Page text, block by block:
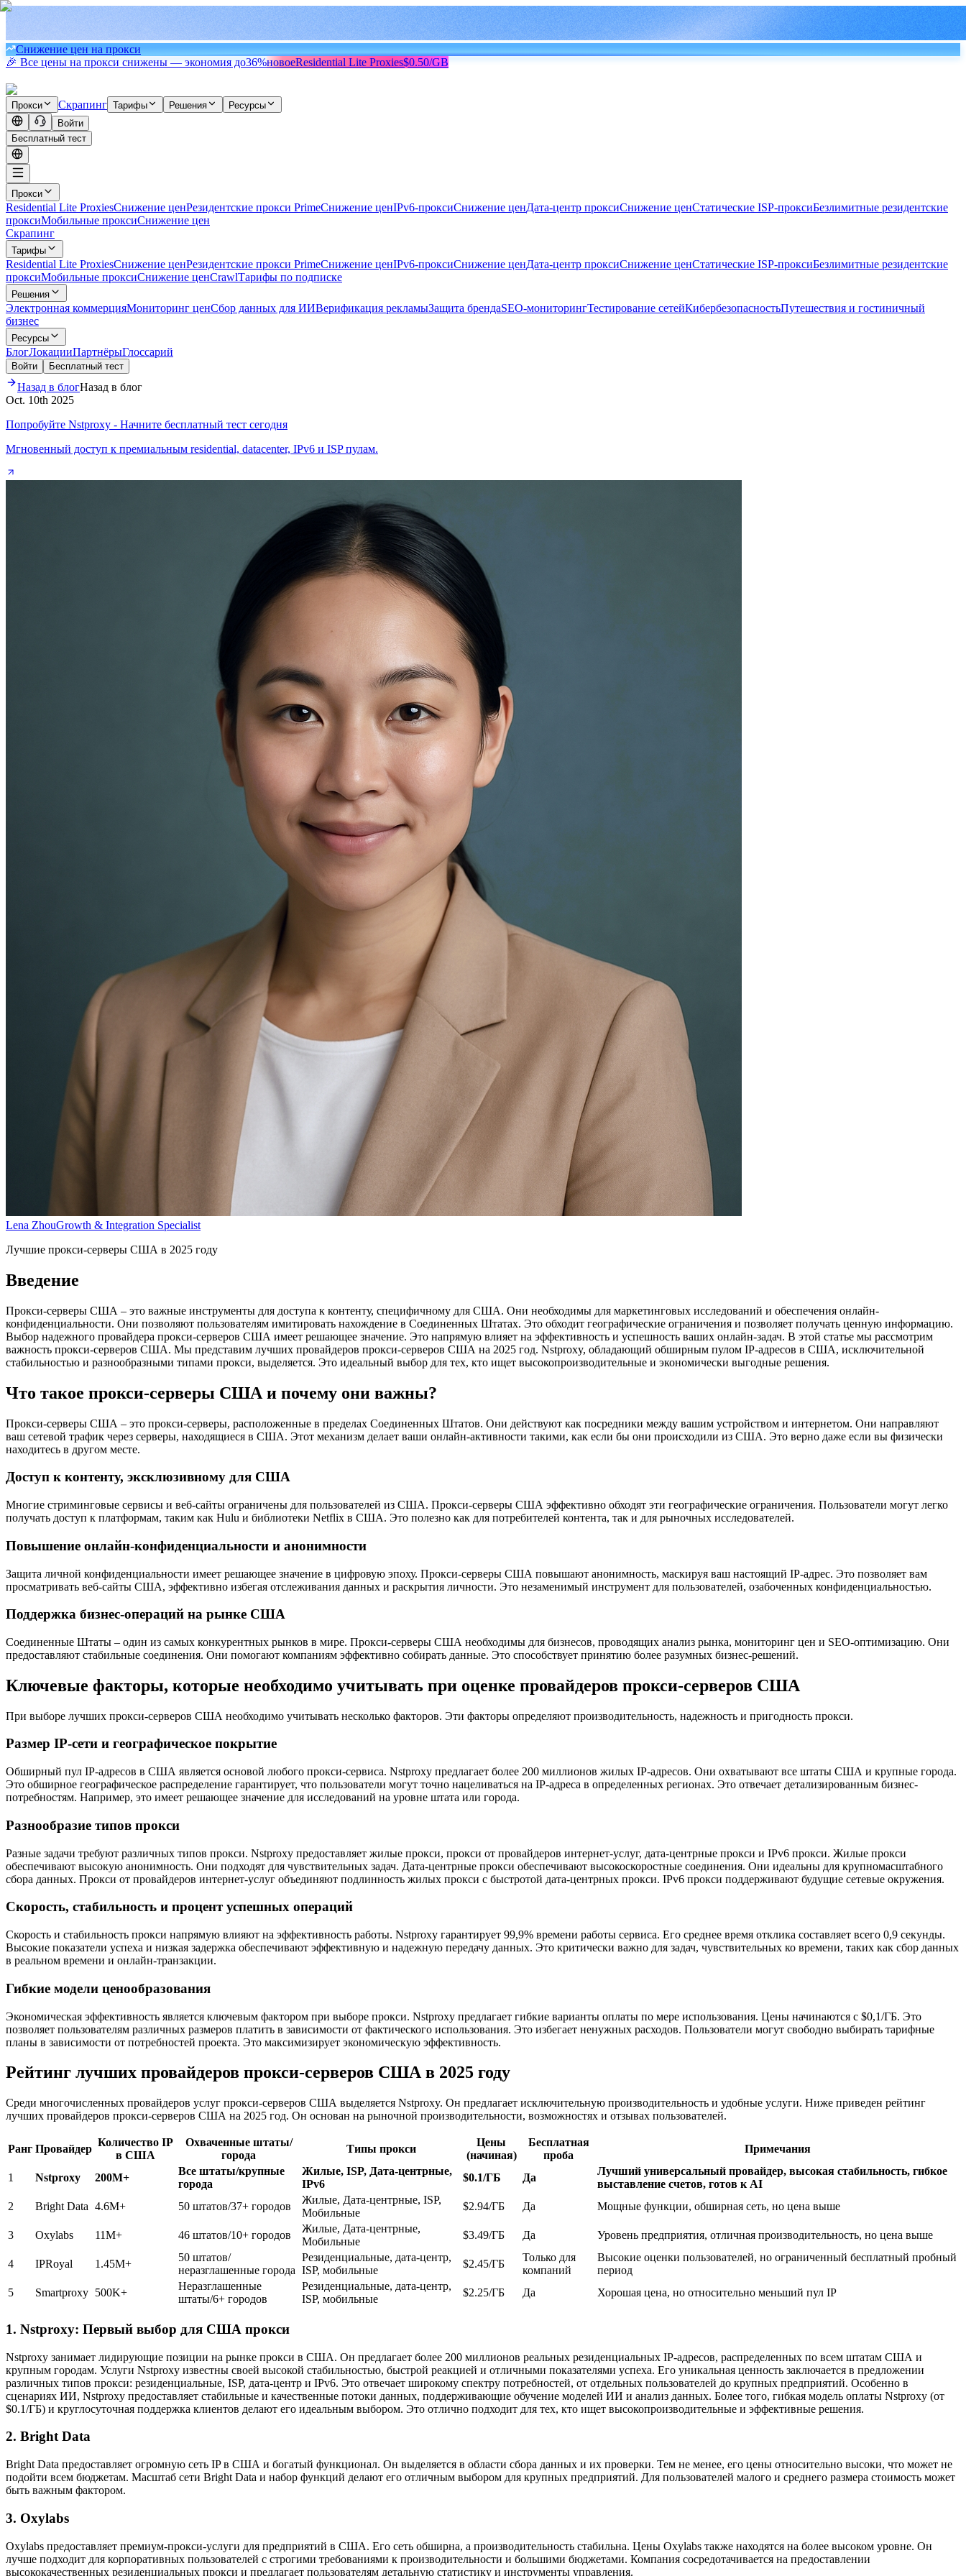
Снижение цен на прокси
🎉 Все цены на прокси снижены — экономия до36%новоеResidential Lite Proxies$0.50/GB
Прокси Скрапинг Тарифы Решения
Ресурсы
Войти
Бесплатный тест
Прокси
Residential Lite ProxiesСнижение ценРезидентские прокси PrimeСнижение ценIPv6-проксиСнижение ценДата-центр проксиСнижение ценСтатические ISP-проксиБезлимитные резидентские
проксиМобильные проксиСнижение цен
Скрапинг
Тарифы
Residential Lite ProxiesСнижение ценРезидентские прокси PrimeСнижение ценIPv6-проксиСнижение ценДата-центр проксиСнижение ценСтатические ISP-проксиБезлимитные резидентские
проксиМобильные проксиСнижение ценCrawlТарифы по подписке
Решения
Электронная коммерцияМониторинг ценСбор данных для ИИВерификация рекламыЗащита брендаSEO-мониторингТестирование сетейКибербезопасностьПутешествия и гостиничный
бизнес
Ресурсы
БлогЛокацииПартнёрыГлоссарий
Войти Бесплатный тест
Назад в блогНазад в блог
Oct. 10th 2025
Попробуйте Nstproxy - Начните бесплатный тест сегодня
Мгновенный доступ к премиальным residential, datacenter, IPv6 и ISP пулам.
Lena ZhouGrowth & Integration Specialist
Лучшие прокси-серверы США в 2025 году
Введение
Прокси-серверы США – это важные инструменты для доступа к контенту, специфичному для США. Они необходимы для маркетинговых исследований и обеспечения онлайн-
конфиденциальности. Они позволяют пользователям имитировать нахождение в Соединенных Штатах. Это обходит географические ограничения и позволяет получать ценную информацию.
Выбор надежного провайдера прокси-серверов США имеет решающее значение. Это напрямую влияет на эффективность и успешность ваших онлайн-задач. В этой статье мы рассмотрим
важность прокси-серверов США. Мы представим лучших провайдеров прокси-серверов США на 2025 год. Nstproxy, обладающий обширным пулом IP-адресов в США, исключительной
стабильностью и разнообразными типами прокси, выделяется. Это идеальный выбор для тех, кто ищет высокопроизводительные и экономически выгодные решения.
Что такое прокси-серверы США и почему они важны?
Прокси-серверы США – это прокси-серверы, расположенные в пределах Соединенных Штатов. Они действуют как посредники между вашим устройством и интернетом. Они направляют
ваш сетевой трафик через серверы, находящиеся в США. Этот механизм делает ваши онлайн-активности такими, как если бы они происходили из США. Это верно даже если вы физически
находитесь в другом месте.
Доступ к контенту, эксклюзивному для США
Многие стриминговые сервисы и веб-сайты ограничены для пользователей из США. Прокси-серверы США эффективно обходят эти географические ограничения. Пользователи могут легко
получать доступ к платформам, таким как Hulu и библиотеки Netflix в США. Это полезно как для потребителей контента, так и для рыночных исследователей.
Повышение онлайн-конфиденциальности и анонимности
Защита личной конфиденциальности имеет решающее значение в цифровую эпоху. Прокси-серверы США повышают анонимность, маскируя ваш настоящий IP-адрес. Это позволяет вам
просматривать веб-сайты США, эффективно избегая отслеживания данных и раскрытия личности. Это незаменимый инструмент для пользователей, озабоченных конфиденциальностью.
Поддержка бизнес-операций на рынке США
Соединенные Штаты – один из самых конкурентных рынков в мире. Прокси-серверы США необходимы для бизнесов, проводящих анализ рынка, мониторинг цен и SEO-оптимизацию. Они
предоставляют стабильные соединения. Они помогают компаниям эффективно собирать данные. Это способствует принятию более разумных бизнес-решений.
Ключевые факторы, которые необходимо учитывать при оценке провайдеров прокси-серверов США
При выборе лучших прокси-серверов США необходимо учитывать несколько факторов. Эти факторы определяют производительность, надежность и пригодность прокси.
Размер IP-сети и географическое покрытие
Обширный пул IP-адресов в США является основой любого прокси-сервиса. Nstproxy предлагает более 200 миллионов жилых IP-адресов. Они охватывают все штаты США и крупные города.
Это обширное географическое распределение гарантирует, что пользователи могут точно нацеливаться на IP-адреса в определенных регионах. Это отвечает детализированным бизнес-
потребностям. Например, это имеет решающее значение для исследований на уровне штата или города.
Разнообразие типов прокси
Разные задачи требуют различных типов прокси. Nstproxy предоставляет жилые прокси, прокси от провайдеров интернет-услуг, дата-центрные прокси и IPv6 прокси. Жилые прокси
обеспечивают высокую анонимность. Они подходят для чувствительных задач. Дата-центрные прокси обеспечивают высокоскоростные соединения. Они идеальны для крупномасштабного
сбора данных. Прокси от провайдеров интернет-услуг объединяют подлинность жилых прокси с быстротой дата-центрных прокси. IPv6 прокси поддерживают будущие сетевые окружения.
Скорость, стабильность и процент успешных операций
Скорость и стабильность прокси напрямую влияют на эффективность работы. Nstproxy гарантирует 99,9% времени работы сервиса. Его среднее время отклика составляет всего 0,9 секунды.
Высокие показатели успеха и низкая задержка обеспечивают эффективную и надежную передачу данных. Это критически важно для задач, чувствительных ко времени, таких как сбор данных
в реальном времени и онлайн-транзакции.
Гибкие модели ценообразования
Экономическая эффективность является ключевым фактором при выборе прокси. Nstproxy предлагает гибкие варианты оплаты по мере использования. Цены начинаются с $0,1/ГБ. Это
позволяет пользователям различных размеров платить в зависимости от фактического использования. Это избегает ненужных расходов. Пользователи могут свободно выбирать тарифные
планы в зависимости от потребностей проекта. Это максимизирует экономическую эффективность.
Рейтинг лучших провайдеров прокси-серверов США в 2025 году
Среди многочисленных провайдеров услуг прокси-серверов США выделяется Nstproxy. Он предлагает исключительную производительность и удобные услуги. Ниже приведен рейтинг
лучших провайдеров прокси-серверов США на 2025 год. Он основан на рыночной производительности, возможностях и отзывах пользователей.
Ранг Провайдер
Количество IP
в США
Охваченные штаты/
города
Типы прокси
Цены
(начиная)
Бесплатная
проба
Примечания
1 Nstproxy 200М+
Все штаты/крупные
города
Жилые, ISP, Дата-центрные,
IPv6
$0.1/ГБ Да
Лучший универсальный провайдер, высокая стабильность, гибкое
выставление счетов, готов к AI
2
Bright Data 4.6М+ 50 штатов/37+ городов
Жилые, Дата-центрные, ISP,
Мобильные
$2.94/ГБ Да Мощные функции, обширная сеть, но цена выше
3 Oxylabs 11М+ 46 штатов/10+ городов
Жилые, Дата-центрные,
Мобильные
$3.49/ГБ Да Уровень предприятия, отличная производительность, но цена выше
4 IPRoyal 1.45M+
50 штатов/
неразглашенные города
Резиденциальные, дата-центр,
ISP, мобильные
$2.45/ГБ
Только для
компаний
Высокие оценки пользователей, но ограниченный бесплатный пробный
период
5
Smartproxy 500K+
Неразглашенные
штаты/6+ городов
Резиденциальные, дата-центр,
ISP, мобильные
$2.25/ГБ Да Хорошая цена, но относительно меньший пул IP
1. Nstproxy: Первый выбор для США прокси
Nstproxy занимает лидирующие позиции на рынке прокси в США. Он предлагает более 200 миллионов реальных резиденциальных IP-адресов, распределенных по всем штатам США и
крупным городам. Услуги Nstproxy известны своей высокой стабильностью, быстрой реакцией и отличными показателями успеха. Его уникальная ценность заключается в предложении
различных типов прокси: резиденциальные, ISP, дата-центр и IPv6. Это отвечает широкому спектру потребностей, от отдельных пользователей до крупных предприятий. Особенно в
сценариях ИИ, Nstproxy предоставляет стабильные и качественные потоки данных, поддерживающие обучение моделей ИИ и анализ данных. Более того, гибкая модель оплаты Nstproxy (от
$0.1/ГБ) и круглосуточная поддержка клиентов делают его идеальным выбором. Это отлично подходит для тех, кто ищет высокопроизводительные и эффективные решения.
2. Bright Data
Bright Data предоставляет огромную сеть IP в США и богатый функционал. Он выделяется в области сбора данных и их проверки. Тем не менее, его цены относительно высоки, что может не
подойти всем бюджетам. Масштаб сети Bright Data и набор функций делают его отличным выбором для крупных предприятий. Для пользователей малого и среднего размера стоимость может
быть важным фактором.
3. Oxylabs
Oxylabs предоставляет премиум-прокси-услуги для предприятий в США. Его сеть обширна, а производительность стабильна. Цены Oxylabs также находятся на более высоком уровне. Он
лучше подходит для корпоративных пользователей с строгими требованиями к производительности и большими бюджетами. Компания сосредотачивается на предоставлении
высококачественных резиденциальных прокси и предлагает пользователям детальную статистику и инструменты управления.